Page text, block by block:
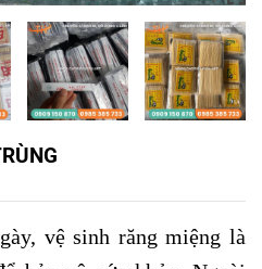
vệ sinh răng miệng là